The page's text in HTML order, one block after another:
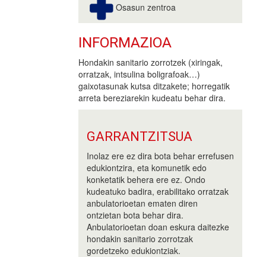
Osasun zentroa
INFORMAZIOA
Hondakin sanitario zorrotzek (xiringak,
orratzak, intsulina boligrafoak…)
gaixotasunak kutsa ditzakete; horregatik
arreta bereziarekin kudeatu behar dira.
GARRANTZITSUA
Inolaz ere ez dira bota behar errefusen
edukiontzira, eta komunetik edo
konketatik behera ere ez. Ondo
kudeatuko badira, erabilitako orratzak
anbulatorioetan ematen diren
ontzietan bota behar dira.
Anbulatorioetan doan eskura daitezke
hondakin sanitario zorrotzak
gordetzeko edukiontziak.